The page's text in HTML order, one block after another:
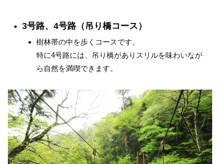
3号路、4号路（吊り橋コース）
樹林帯の中を歩くコースです。
特に4号路には、吊り橋がありスリルを味わいなが
ら自然を満喫できます。